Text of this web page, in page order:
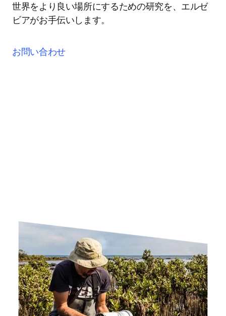
世界をより良い場所にするための研究を、エルゼ
ビアがお手伝いします。
お問い合わせ